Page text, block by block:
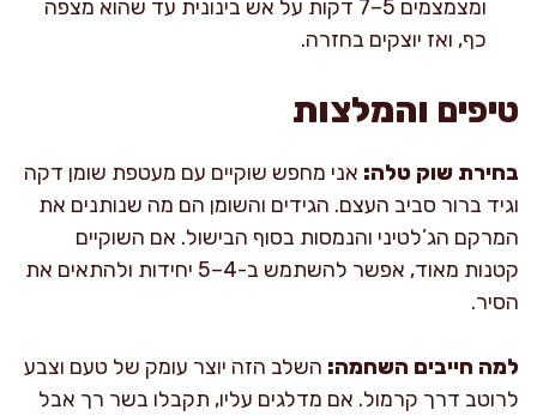
ומצמצמים 5–7 דקות על אש בינונית עד שהוא מצפה
כף, ואז יוצקים בחזרה.
טיפים והמלצות
בחירת שוק טלה: אני מחפש שוקיים עם מעטפת שומן דקה
וגיד ברור סביב העצם. הגידים והשומן הם מה שנותנים את
המרקם הג’לטיני והנמסות בסוף הבישול. אם השוקיים
קטנות מאוד, אפשר להשתמש ב-4–5 יחידות ולהתאים את
הסיר.
למה חייבים השחמה: השלב הזה יוצר עומק של טעם וצבע
לרוטב דרך קרמול. אם מדלגים עליו, תקבלו בשר רך אבל